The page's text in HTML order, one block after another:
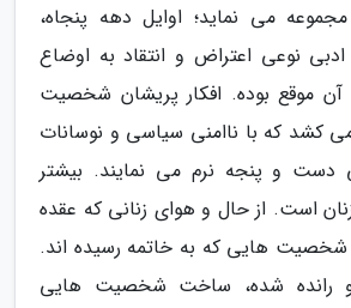
می نماید؛ اوایل دهه پنجاه،
ادبی نوعی اعتراض و انتقاد به اوضاع
موقع بوده. افکار پریشان شخصیت
کشد که با ناامنی سیاسی و نوسانات
و پنجه نرم می نمایند. بیشتر
است. از حال و هوای زنانی که عقده
هایی که به خاتمه رسیده اند.
و رانده شده، ساخت شخصیت هایی